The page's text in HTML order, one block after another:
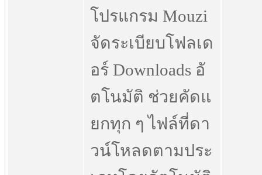
โปรแกรม Mouzi
จัดระเบียบโฟลเด
อร์ Downloads อั
ตโนมัติ ช่วยคัดแ
ยกทุก ๆ ไฟล์ที่ดา
วน์โหลดตามประ